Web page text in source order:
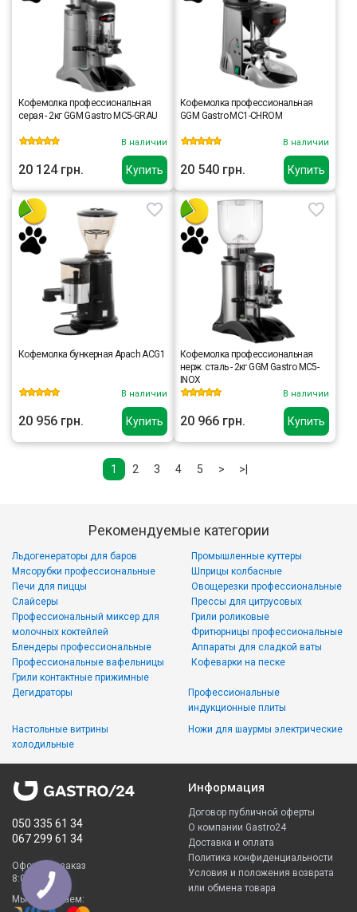
Купить
Кофемолка профессиональная
серая - 2кг GGM Gastro MC5-GRAU
В наличии
20 124 грн. Купить
Кофемолка профессиональная
GGM Gastro MC1-CHROM
В наличии
20 540 грн.
Купить
Кофемолка бункерная Apach ACG1
В наличии
20 956 грн. Купить
Кофемолка профессиональная
нерж. сталь - 2кг GGM Gastro MC5-
INOX
В наличии
20 966 грн.
1 2 3 4 5 > >|
Рекомендуемые категории
Льдогенераторы для баров
Мясорубки профессиональные
Печи для пиццы
Слайсеры
Промышленные куттеры
Шприцы колбасные
Овощерезки профессиональные
Прессы для цитрусовых
Профессиональный миксер для
молочных коктейлей
Блендеры профессиональные
Профессиональные вафельницы
Грили контактные прижимные
Грили роликовые
Фритюрницы профессиональные
Аппараты для сладкой ваты
Кофеварки на песке
Дегидраторы
Настольные витрины
холодильные
Профессиональные
индукционные плиты
Ножи для шаурмы электрические
050 335 61 34
067 299 61 34
Оформить заказ
8:00 - 23:00
Мы принимаем:
Информация
Договор публичной оферты
О компании Gastro24
Доставка и оплата
Политика конфиденциальности
Условия и положения возврата
или обмена товара